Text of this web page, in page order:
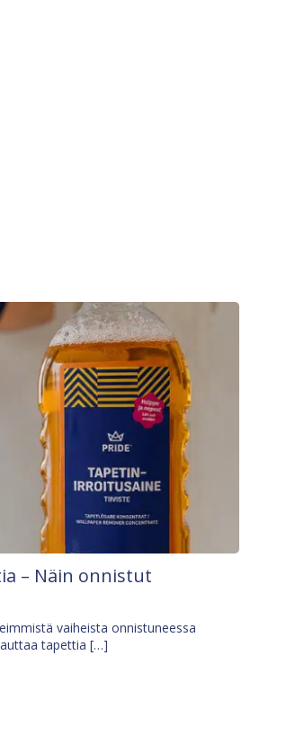
– Näin onnistut
vaiheista onnistuneessa
tapettia […]